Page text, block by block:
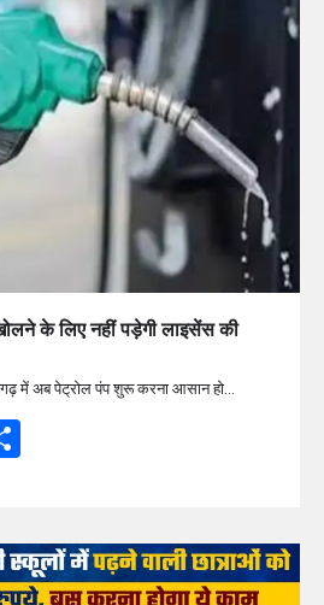
के लिए नहीं पड़ेगी लाइसेंस की
में अब पेट्रोल पंप शुरू करना आसान हो…